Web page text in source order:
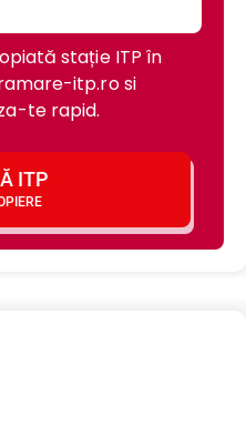
stație ITP în
itp.ro si
te rapid.
ITP